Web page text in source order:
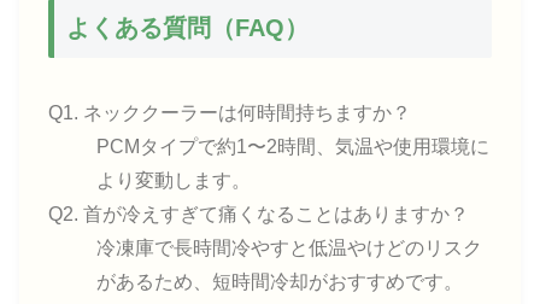
よくある質問（FAQ）
Q1. ネッククーラーは何時間持ちますか？
PCMタイプで約1〜2時間、気温や使用環境に
より変動します。
Q2. 首が冷えすぎて痛くなることはありますか？
冷凍庫で長時間冷やすと低温やけどのリスク
があるため、短時間冷却がおすすめです。